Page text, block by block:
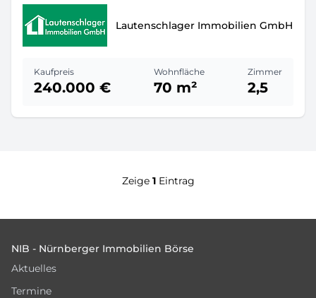
Lautenschlager Immobilien GmbH
Kaufpreis
240.000 €
Wohnfläche
70 m²
Zimmer
2,5
Zeige 1Eintrag
NIB - Nürnberger Immobilien Börse
Aktuelles
Termine